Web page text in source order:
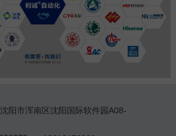
阳市浑南区沈阳国际软件园A08-